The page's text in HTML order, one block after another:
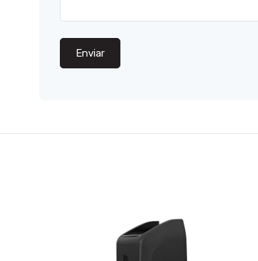
Enviar